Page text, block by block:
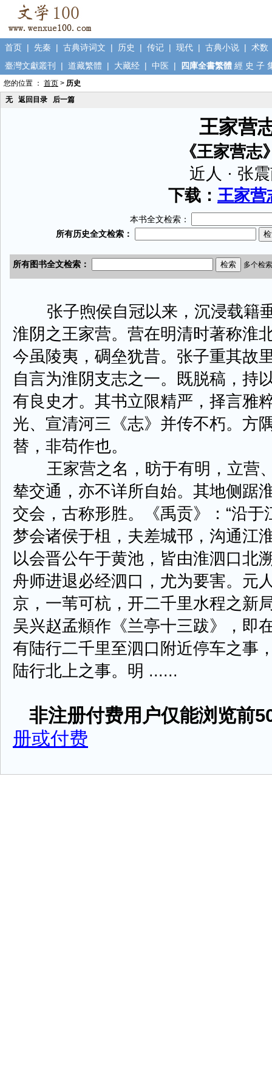
首页 | 先秦 | 古典诗词文 | 历史 | 传记 | 现代 | 古典小说 | 术数
臺灣文獻叢刊
| 道藏繁體 | 大藏经 | 中医 | 四庫全書繁體 經 史 子
您的位置 ： 首页 > 历史
无
返回目录 后一篇
王家营
《王家营志
近人 · 张
下载： 王家
本书全文检索：
张子煦侯自冠以来，沉浸载籍
淮阴之王家营。营在明清时著称淮
今虽陵夷，碉垒犹昔。张子重其故
自言为淮阴支志之一。既脱稿，持
有良史才。其书立限精严，择言雅
光、宣清河三《志》并传不朽。方
替，非苟作也。
王家营之名，昉于有明，立营
辇交通，亦不详所自始。其地侧踞
交会，古称形胜。《禹贡》：“沿于
梦会诸侯于柤，夫差城邗，沟通江
以会晋公午于黄池，皆由淮泗口北
舟师进退必经泗口，尤为要害。元
京，一苇可杭，开二千里水程之新
吴兴赵孟頫作《兰亭十三跋》，即
有陆行二千里至泗口附近停车之事
陆行北上之事。明 ......
非注册付费用户仅能浏览前
册或付费